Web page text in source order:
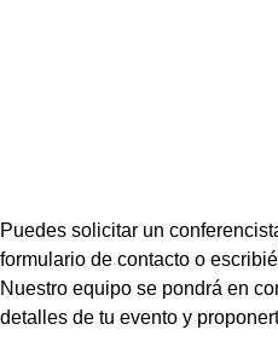
Puedes solicitar un
formulario de contacto o
Nuestro equipo se pondrá en
detalles de tu evento y